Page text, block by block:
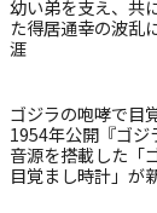
幼い弟を支え、共
た得居通幸の波乱
涯
ゴジラの咆哮で目
1954年公開『ゴジ
音源を搭載した「
目覚まし時計」が